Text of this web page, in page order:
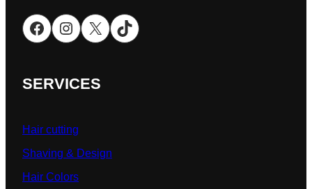
Facebook Instagram X TikTok
SERVICES
Hair cutting
Shaving & Design
Hair Colors